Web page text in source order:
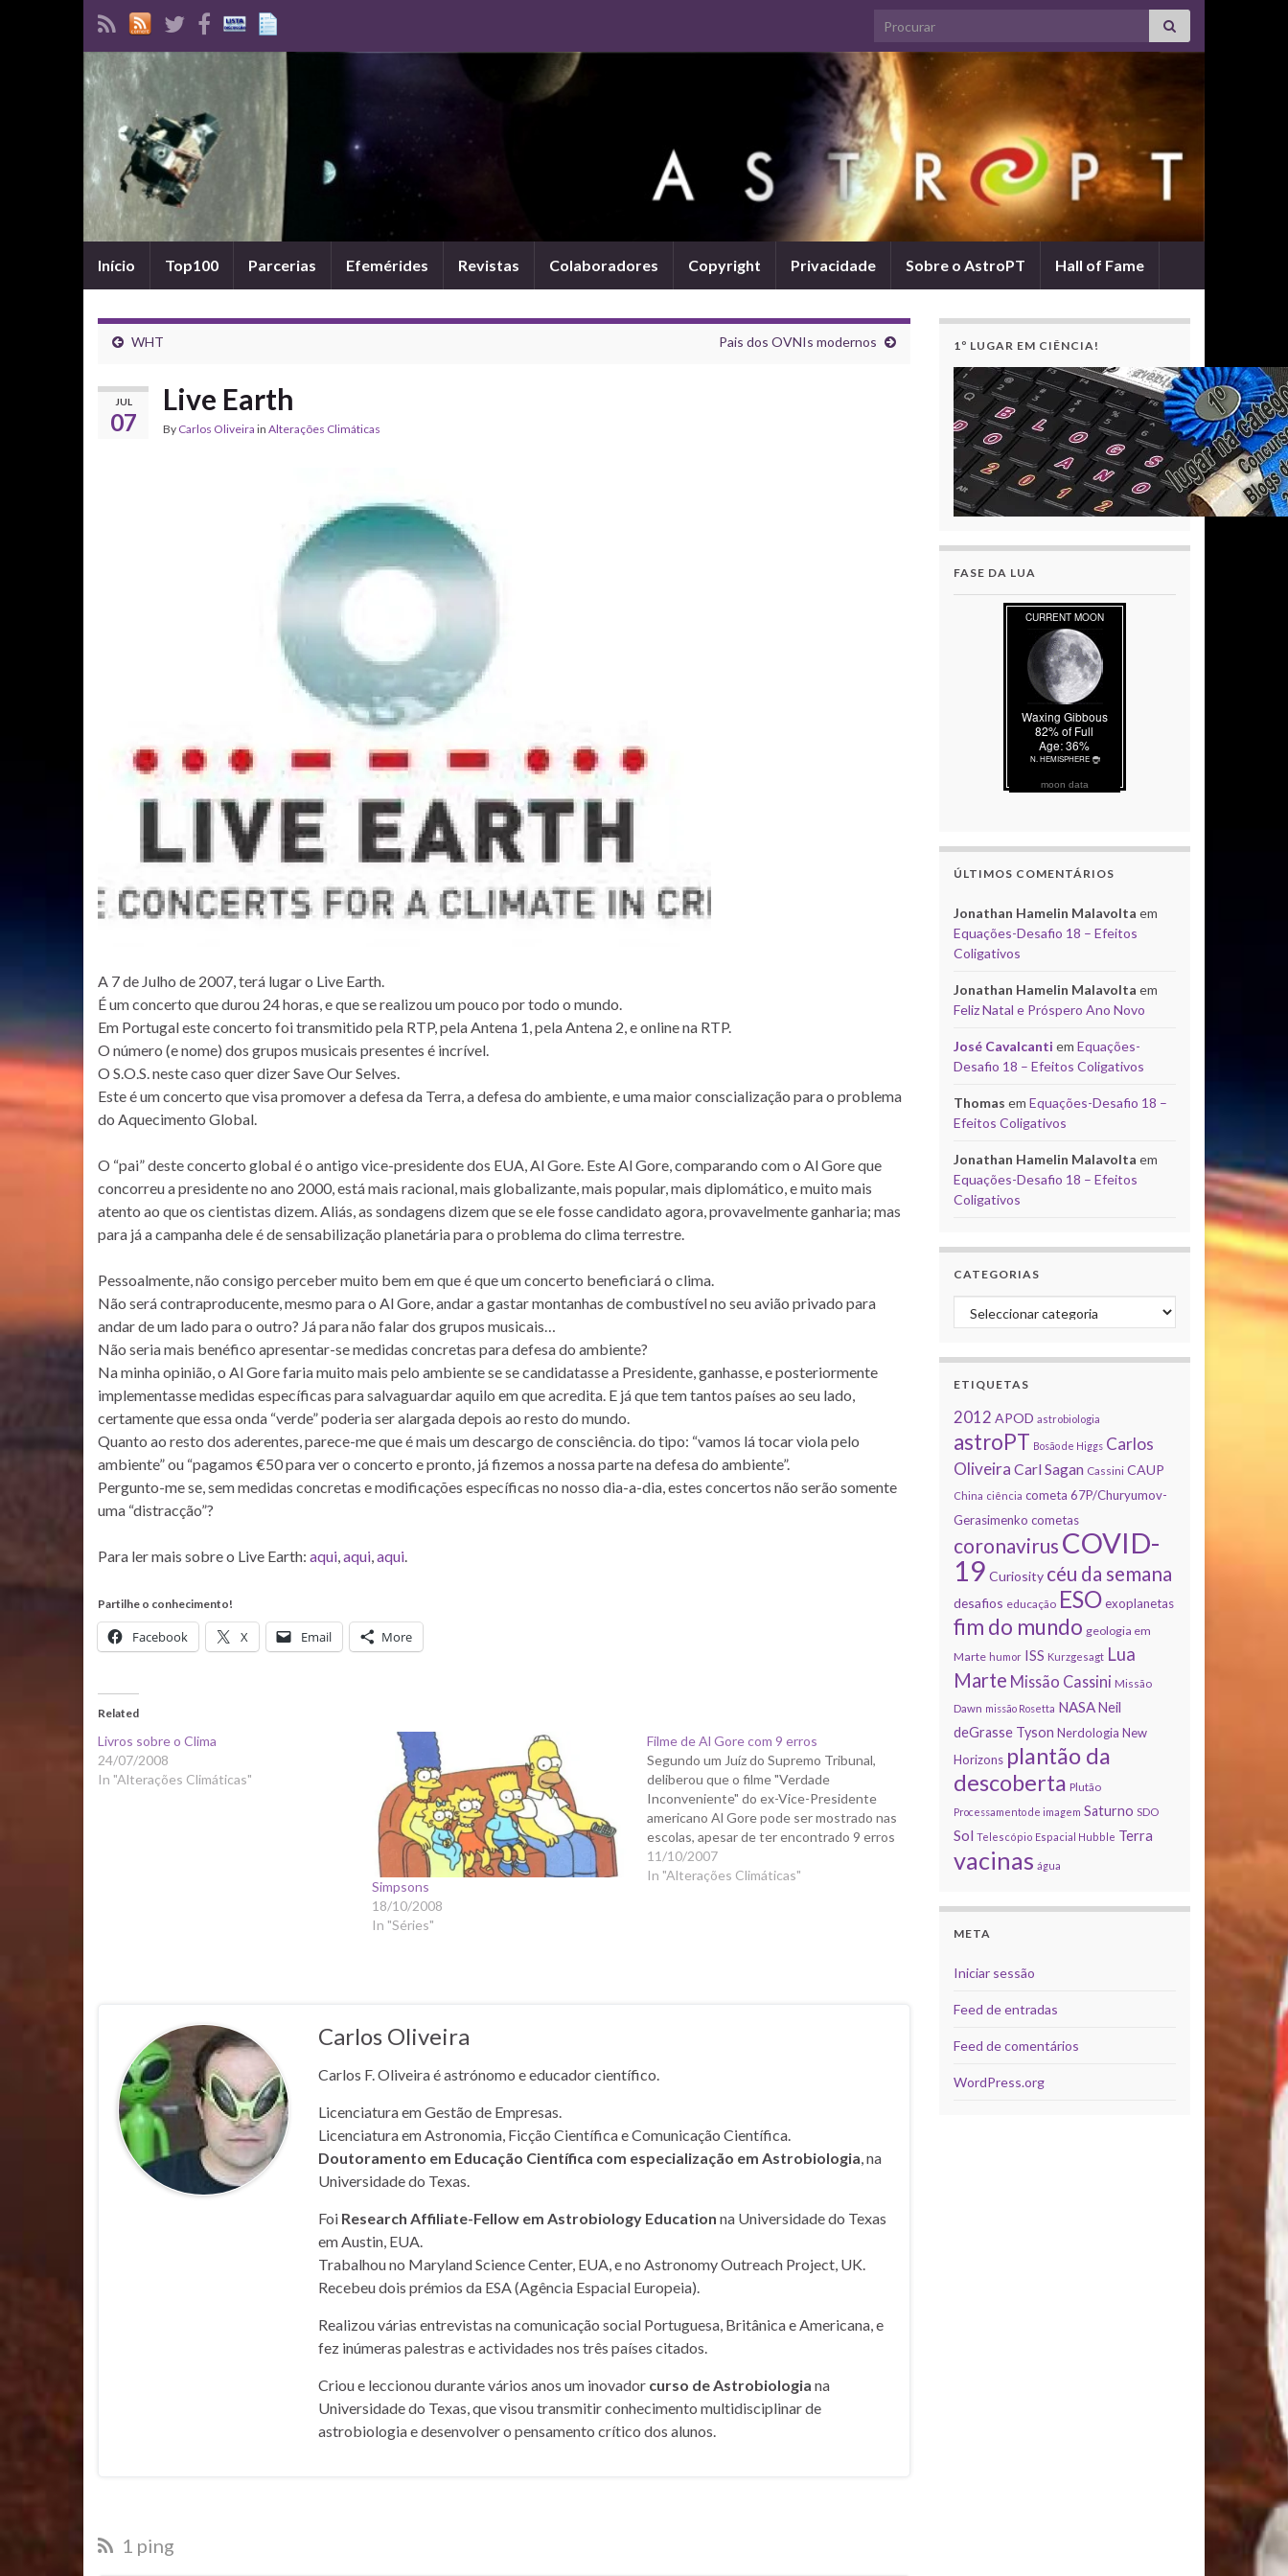
Search for:
Início Top100 Parcerias Efemérides Revistas Colaboradores Copyright Privacidade Sobre o AstroPT Hall of Fame
WHT Pais dos OVNIs modernos
JUL
07
Live Earth
By Carlos Oliveira in Alterações Climáticas
A 7 de Julho de 2007, terá lugar o Live Earth.
É um concerto que durou 24 horas, e que se realizou um pouco por todo o mundo.
Em Portugal este concerto foi transmitido pela RTP, pela Antena 1, pela Antena 2, e online na RTP.
O número (e nome) dos grupos musicais presentes é incrível.
O S.O.S. neste caso quer dizer Save Our Selves.
Este é um concerto que visa promover a defesa da Terra, a defesa do ambiente, e uma maior conscialização para o problema
do Aquecimento Global.
O “pai” deste concerto global é o antigo vice-presidente dos EUA, Al Gore. Este Al Gore, comparando com o Al Gore que
concorreu a presidente no ano 2000, está mais racional, mais globalizante, mais popular, mais diplomático, e muito mais
atento ao que os cientistas dizem. Aliás, as sondagens dizem que se ele fosse candidato agora, provavelmente ganharia; mas
para já a campanha dele é de sensabilização planetária para o problema do clima terrestre.
Pessoalmente, não consigo perceber muito bem em que é que um concerto beneficiará o clima.
Não será contraproducente, mesmo para o Al Gore, andar a gastar montanhas de combustível no seu avião privado para
andar de um lado para o outro? Já para não falar dos grupos musicais…
Não seria mais benéfico apresentar-se medidas concretas para defesa do ambiente?
Na minha opinião, o Al Gore faria muito mais pelo ambiente se se candidatasse a Presidente, ganhasse, e posteriormente
implementasse medidas específicas para salvaguardar aquilo em que acredita. E já que tem tantos países ao seu lado,
certamente que essa onda “verde” poderia ser alargada depois ao resto do mundo.
Quanto ao resto dos aderentes, parece-me que é mais um descargo de consciência. do tipo: “vamos lá tocar viola pelo
ambiente” ou “pagamos €50 para ver o concerto e pronto, já fizemos a nossa parte na defesa do ambiente”.
Pergunto-me se, sem medidas concretas e modificações específicas no nosso dia-a-dia, estes concertos não serão somente
uma “distracção”?
Para ler mais sobre o Live Earth: aqui,aqui,aqui.
Partilhe o conhecimento!
Facebook X Email More
Related
Livros sobre o Clima
24/07/2008
In "Alterações Climáticas"
Simpsons
18/10/2008
In "Séries"
Filme de Al Gore com 9 erros
Segundo um Juíz do Supremo Tribunal,
deliberou que o filme "Verdade
Inconveniente" do ex-Vice-Presidente
americano Al Gore pode ser mostrado nas
escolas, apesar de ter encontrado 9 erros
cientificos no dito filme. Basicamente é da
opinião do Juíz que os 9 erros, são
11/10/2007
In "Alterações Climáticas"
Carlos Oliveira
Carlos F. Oliveira é astrónomo e educador científico.
Licenciatura em Gestão de Empresas.
Licenciatura em Astronomia, Ficção Científica e Comunicação Científica.
Doutoramento em Educação Científica com especialização em Astrobiologia, na
Universidade do Texas.
Foi Research Affiliate-Fellow em Astrobiology Education na Universidade do Texas
em Austin, EUA.
Trabalhou no Maryland Science Center, EUA, e no Astronomy Outreach Project, UK.
Recebeu dois prémios da ESA (Agência Espacial Europeia).
Realizou várias entrevistas na comunicação social Portuguesa, Britânica e Americana, e
fez inúmeras palestras e actividades nos três países citados.
Criou e leccionou durante vários anos um inovador curso de Astrobiologia na
Universidade do Texas, que visou transmitir conhecimento multidisciplinar de
astrobiologia e desenvolver o pensamento crítico dos alunos.
1 ping
1º LUGAR EM CIÊNCIA!
FASE DA LUA
moon data
ÚLTIMOS COMENTÁRIOS
Jonathan Hamelin Malavolta em
Equações-Desafio 18 – Efeitos
Coligativos
Jonathan Hamelin Malavolta em
Feliz Natal e Próspero Ano Novo
José Cavalcanti em Equações-
Desafio 18 – Efeitos Coligativos
Thomas em Equações-Desafio 18 –
Efeitos Coligativos
Jonathan Hamelin Malavolta em
Equações-Desafio 18 – Efeitos
Coligativos
CATEGORIAS
Categorias
ETIQUETAS
2012 APOD astrobiologia
astroPT Bosão de Higgs Carlos
Oliveira Carl Sagan Cassini CAUP
China ciência cometa 67P/Churyumov-
Gerasimenko cometas
coronavirus COVID-
19 Curiosity céu da semana
desafios educação ESO exoplanetas
fim do mundo geologia em
Marte humor ISS Kurzgesagt Lua
Marte Missão Cassini Missão
Dawn missão Rosetta NASA Neil
deGrasse Tyson Nerdologia New
Horizons plantão da
descoberta Plutão
Processamento de imagem Saturno SDO
Sol Telescópio Espacial Hubble Terra
vacinas água
META
Iniciar sessão
Feed de entradas
Feed de comentários
WordPress.org